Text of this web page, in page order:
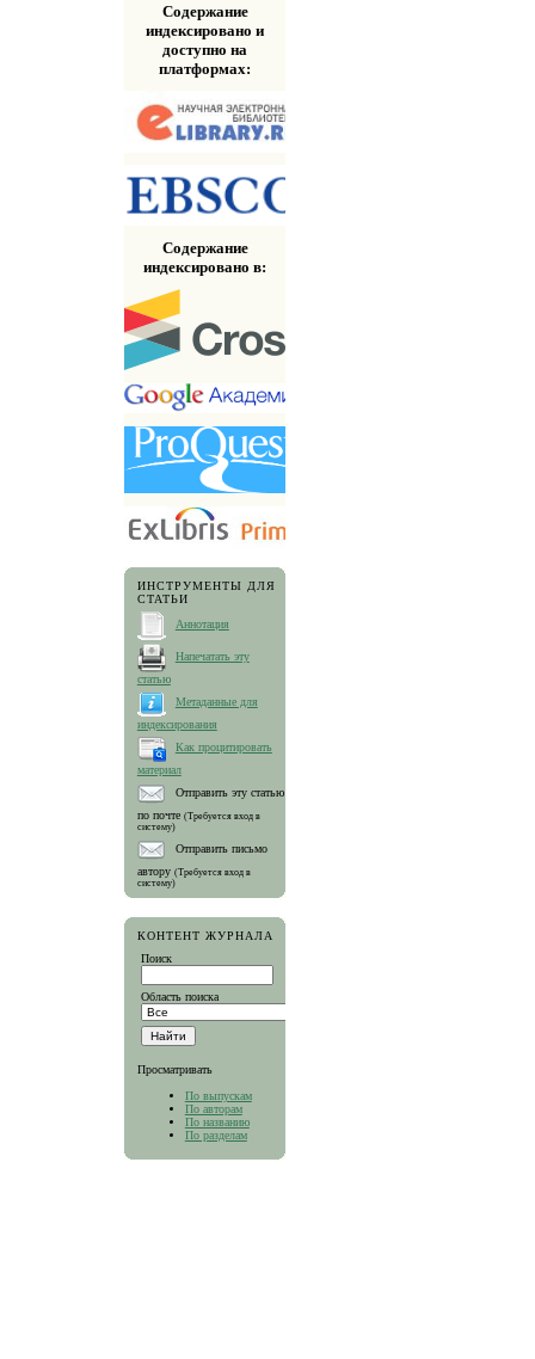
Содержание
индексировано и
доступно на
платформах:
Содержание
индексировано в:
ИНСТРУМЕНТЫ ДЛЯ
СТАТЬИ
Аннотация
Напечатать эту
статью
Метаданные для
индексирования
Как процитировать
материал
Отправить эту статью
по почте (Требуется вход в
систему)
Отправить письмо
автору (Требуется вход в
систему)
КОНТЕНТ ЖУРНАЛА
Поиск
Область поиска
Просматривать
По выпускам
По авторам
По названию
По разделам